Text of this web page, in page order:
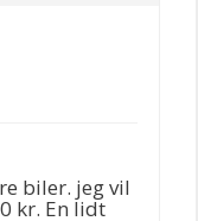
biler. jeg vil
kr. En lidt